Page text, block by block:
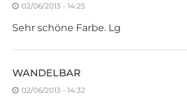
02/06/2013 - 14:25
Sehr schöne Farbe. Lg
WANDELBAR
02/06/2013 - 14:32